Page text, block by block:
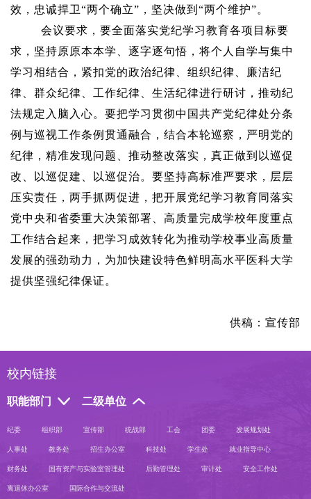
效，忠诚捍卫“两个确立”，坚决做到“两个维护”。
会议要求，要全面落实党纪学习教育各项目标要
求，坚持原原本本学、逐字逐句悟，将个人自学与集中
学习相结合，紧扣党的政治纪律、组织纪律、廉洁纪
律、群众纪律、工作纪律、生活纪律进行研讨，推动纪
法规定入脑入心。要把学习贯彻中国共产党纪律处分条
例与巡视工作条例贯通融合，结合本轮巡察，严明党的
纪律，精准发现问题、推动整改落实，真正做到以巡促
改、以巡促建、以巡促治。要坚持高标准严要求，层层
压实责任，两手抓两促进，把开展党纪学习教育同落实
党中央和省委重大决策部署、高质量完成学校年度重点
工作结合起来，把学习成效转化为推动学校事业高质量
发展的强劲动力，为加快建设特色鲜明高水平医科大学
提供坚强纪律保证。
供稿：宣传部
校内链接
职能部门 二级单位
纪委 组织部 宣传部 统战部 工会 团委 发展规划处
人事处 教务处 招生办公室 科技处 学生处 就业指导中心
财务处 国有资产与实验室管理处 后勤管理处 审计处 安全工作处
离退休办公室 国际合作与交流处